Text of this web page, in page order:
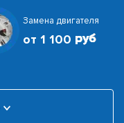
Замена двигателя
от 1 100